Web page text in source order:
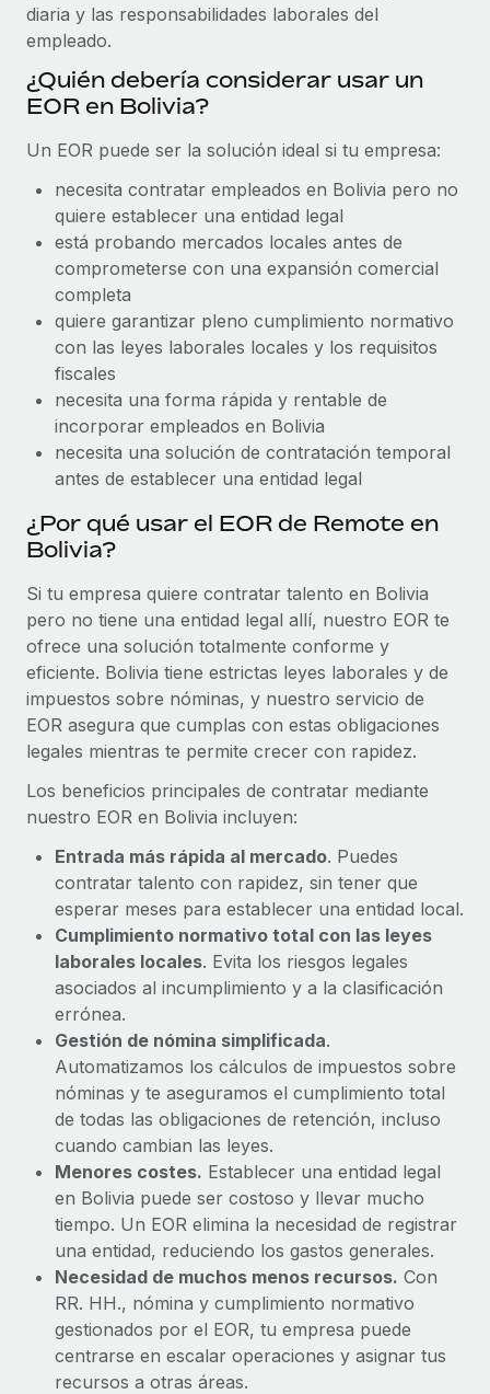
Gestión de dispositivos
Proporciona dispositivos tecnológicos y contrólalos
en todo el mundo.
Abre entidades conforme a la legalidad enseguida.
Movilidad y reubicación
Reubica a los empleados con facilidad.
Prestaciones
Gestiona las prestaciones de los empleados sin
complicaciones.
Explora el blog
BLOG
Novedades de producto de Remote:
Management Plus
La misión de Remote sigue siendo ayudar a empresas de
todos los tamaños a contratar, gestionar y...
Más información
Pento se convierte en un empleador equitativo
con Remote
Gestionar las nóminas internamente es complicado. Tardas
semanas en hacerlo manualmente y, al mes...
Más información
diaria y las responsabilidades laborales del
empleado.
¿Quién debería considerar usar un
EOR en Bolivia?
Un EOR puede ser la solución ideal si tu empresa:
necesita contratar empleados en Bolivia pero no
quiere establecer una entidad legal
está probando mercados locales antes de
comprometerse con una expansión comercial
completa
quiere garantizar pleno cumplimiento normativo
con las leyes laborales locales y los requisitos
fiscales
necesita una forma rápida y rentable de
incorporar empleados en Bolivia
necesita una solución de contratación temporal
antes de establecer una entidad legal
¿Por qué usar el EOR de Remote en
Bolivia?
Si tu empresa quiere contratar talento en Bolivia
pero no tiene una entidad legal allí, nuestro EOR te
ofrece una solución totalmente conforme y
eficiente. Bolivia tiene estrictas leyes laborales y de
impuestos sobre nóminas, y nuestro servicio de
EOR asegura que cumplas con estas obligaciones
legales mientras te permite crecer con rapidez.
Los beneficios principales de contratar mediante
nuestro EOR en Bolivia incluyen:
Entrada más rápida al mercado. Puedes
contratar talento con rapidez, sin tener que
esperar meses para establecer una entidad local.
Cumplimiento normativo total con las leyes
laborales locales. Evita los riesgos legales
asociados al incumplimiento y a la clasificación
errónea.
Gestión de nómina simplificada.
Automatizamos los cálculos de impuestos sobre
nóminas y te aseguramos el cumplimiento total
de todas las obligaciones de retención, incluso
cuando cambian las leyes.
Menores costes. Establecer una entidad legal
en Bolivia puede ser costoso y llevar mucho
tiempo. Un EOR elimina la necesidad de registrar
una entidad, reduciendo los gastos generales.
Necesidad de muchos menos recursos. Con
RR. HH., nómina y cumplimiento normativo
gestionados por el EOR, tu empresa puede
centrarse en escalar operaciones y asignar tus
recursos a otras áreas.